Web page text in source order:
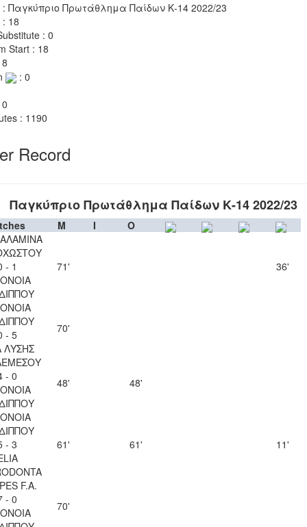
: Παγκύπριο Πρωτάθλημα Παίδων Κ-14 2022/23
: 18
: 0
Start : 18
: 0
: 1190
Record
Παγκύπριο Πρωτάθλημα Παίδων Κ-14 2022/23
M I
O
- 1
71' 36'
- 5
ΛΥΣΗΣ
70'
- 0
48' 48'
- 3
61' 61' 11'
F.A.
- 0
70'